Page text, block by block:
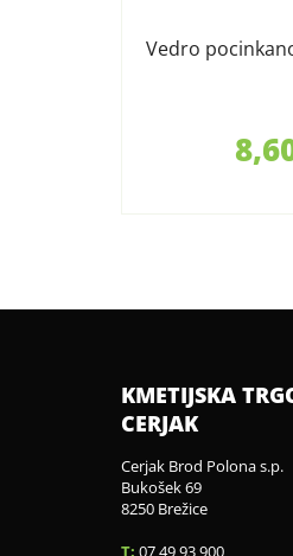
Vedro
KMETIJSKA
CERJAK
Cerjak Brod Polona s.p.
Bukošek 69
8250 Brežice
T: 07 49 93 900